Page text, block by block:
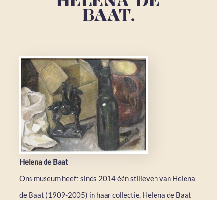
BAAT.
Helena de Baat
Ons museum heeft sinds 2014 één stilleven van Helena
de Baat (1909-2005) in haar collectie. Helena de Baat